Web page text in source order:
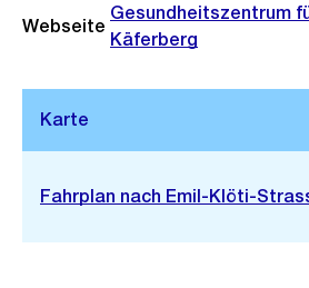
Stadtplan 3D
Externer
Fahrplan nach Emil-Klöti-
Webseite
Gesundheitszentrum
Käferberg